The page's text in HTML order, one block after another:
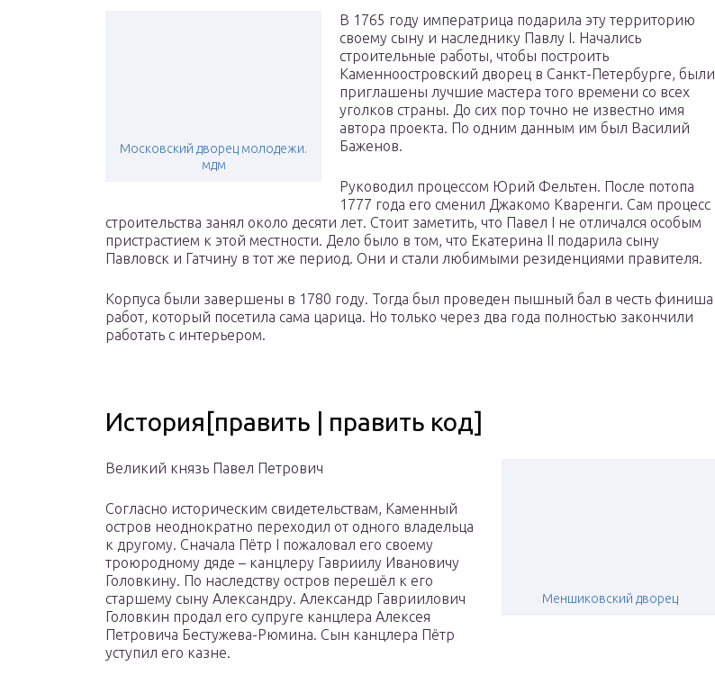
Московский дворец молодежи.
мдм
В 1765 году императрица подарила эту территорию
своему сыну и наследнику Павлу І. Начались
строительные работы, чтобы построить
Каменноостровский дворец в Санкт-Петербурге, были
приглашены лучшие мастера того времени со всех
уголков страны. До сих пор точно не известно имя
автора проекта. По одним данным им был Василий
Баженов.
Руководил процессом Юрий Фельтен. После потопа
1777 года его сменил Джакомо Кваренги. Сам процесс
строительства занял около десяти лет. Стоит заметить, что Павел І не отличался особым
пристрастием к этой местности. Дело было в том, что Екатерина II подарила сыну
Павловск и Гатчину в тот же период. Они и стали любимыми резиденциями правителя.
Корпуса были завершены в 1780 году. Тогда был проведен пышный бал в честь финиша
работ, который посетила сама царица. Но только через два года полностью закончили
работать с интерьером.
История[править | править код]
Меншиковский дворец
Великий князь Павел Петрович
Согласно историческим свидетельствам, Каменный
остров неоднократно переходил от одного владельца
к другому. Сначала Пётр I пожаловал его своему
троюродному дяде – канцлеру Гавриилу Ивановичу
Головкину. По наследству остров перешёл к его
старшему сыну Александру. Александр Гавриилович
Головкин продал его супруге канцлера Алексея
Петровича Бестужева-Рюмина. Сын канцлера Пётр
уступил его казне.